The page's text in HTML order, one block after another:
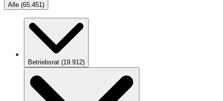
Alle (65.451)
Betriebsrat (19.912)